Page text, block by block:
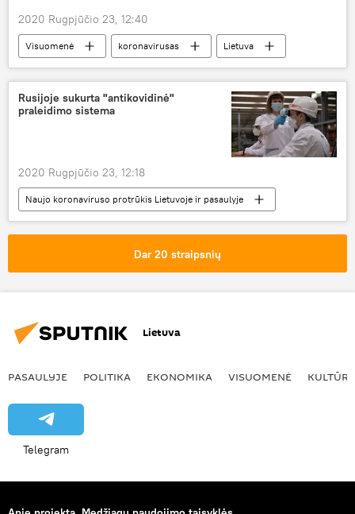
2020 Rugpjūčio 23, 12:40
Visuomenė koronavirusas Lietuva
Rusijoje sukurta "antikovidinė"
praleidimo sistema
2020 Rugpjūčio 23, 12:18
Naujo koronaviruso protrūkis Lietuvoje ir pasaulyje
Pasaulyje
Rusija koronavirusas
Dar 20 straipsnių
Lietuva
PASAULYJE POLITIKA EKONOMIKA VISUOMENĖ KULTŪRA
Telegram